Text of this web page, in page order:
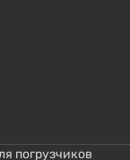
погрузчиков